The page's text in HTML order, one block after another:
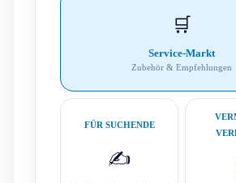
🛒
Service-Markt
Zubehör & Empfehlungen
FÜR SUCHENDE
✍️